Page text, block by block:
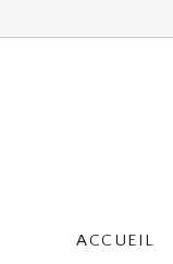
ACCUEIL